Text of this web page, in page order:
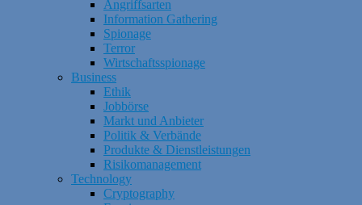
Angriffsarten
Information Gathering
Spionage
Terror
Wirtschaftsspionage
Business
Ethik
Jobbörse
Markt und Anbieter
Politik & Verbände
Produkte & Dienstleistungen
Risikomanagement
Technology
Cryptography